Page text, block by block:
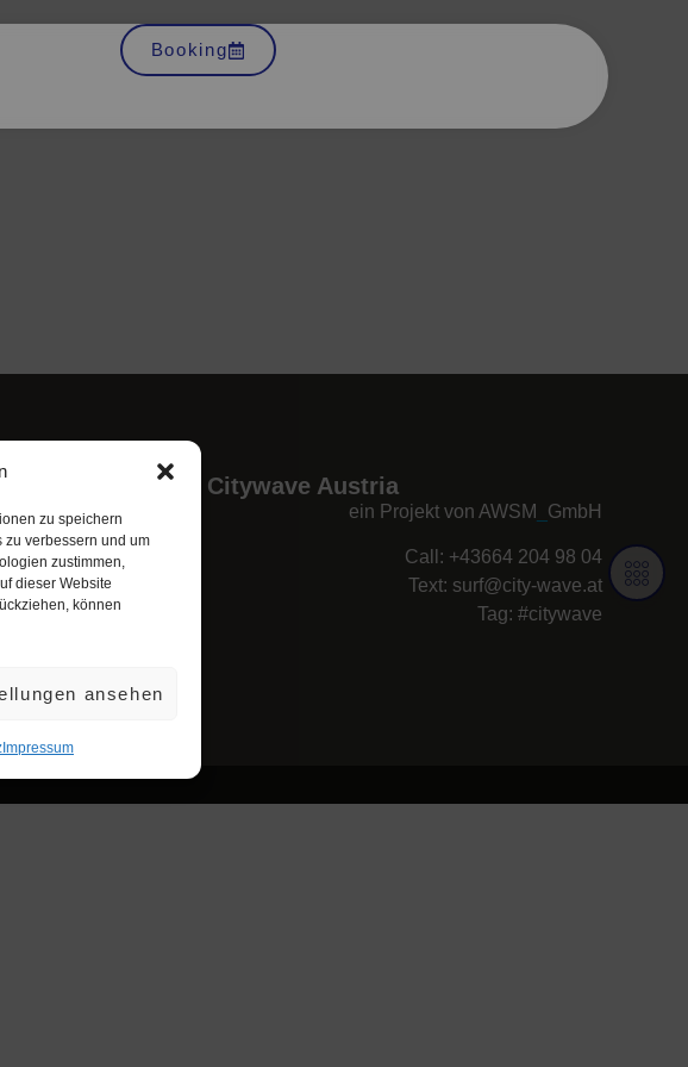
zu speichern
zu verbessern und um
zustimmen,
dieser Website
können
ansehen
Impres­sum
Booking
immer alle
Citywave Austria
ein Projekt von AWSM GmbH
Call: +43664 204 98 04
Text: surf@city-wave.at
Tag: #citywave